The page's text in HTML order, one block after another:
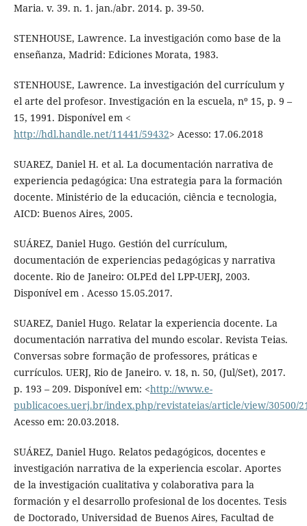
Maria. v. 39. n. 1. jan./abr. 2014. p. 39-50.
STENHOUSE, Lawrence. La investigación como base de la
enseñanza, Madrid: Ediciones Morata, 1983.
STENHOUSE, Lawrence. La investigación del currículum y
el arte del profesor. Investigación en la escuela, nº 15, p. 9 –
15, 1991. Disponível em <
http://hdl.handle.net/11441/59432> Acesso: 17.06.2018
SUAREZ, Daniel H. et al. La documentación narrativa de
experiencia pedagógica: Una estrategia para la formación
docente. Ministério de la educación, ciência e tecnologia,
AICD: Buenos Aires, 2005.
SUÁREZ, Daniel Hugo. Gestión del currículum,
documentación de experiencias pedagógicas y narrativa
docente. Rio de Janeiro: OLPEd del LPP-UERJ, 2003.
Disponível em . Acesso 15.05.2017.
SUAREZ, Daniel Hugo. Relatar la experiencia docente. La
documentación narrativa del mundo escolar. Revista Teias.
Conversas sobre formação de professores, práticas e
currículos. UERJ, Rio de Janeiro. v. 18, n. 50, (Jul/Set), 2017.
p. 193 – 209. Disponível em: <http://www.e-
publicacoes.uerj.br/index.php/revistateias/article/view/30500/
Acesso em: 20.03.2018.
SUÁREZ, Daniel Hugo. Relatos pedagógicos, docentes e
investigación narrativa de la experiencia escolar. Aportes
de la investigación cualitativa y colaborativa para la
formación y el desarrollo profesional de los docentes. Tesis
de Doctorado, Universidad de Buenos Aires, Facultad de